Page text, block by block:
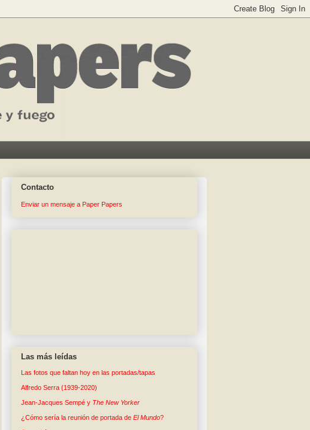
Contacto
Enviar un mensaje a Paper Papers
Las más leídas
Las fotos que faltan hoy en las portadas/tapas
Alfredo Serra (1939-2020)
Jean-Jacques Sempé y The New Yorker
¿Cómo sería la reunión de portada de El Mundo?